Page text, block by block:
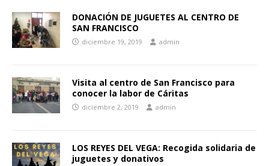
DONACIÓN DE JUGUETES AL CENTRO DE
SAN FRANCISCO
diciembre 19, 2019 admin
Visita al centro de San Francisco para
conocer la labor de Cáritas
diciembre 2, 2019 admin
LOS REYES DEL VEGA: Recogida solidaria de
juguetes y donativos